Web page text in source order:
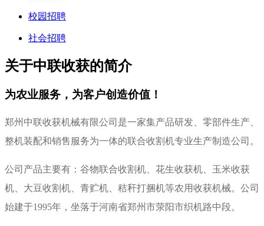
校园招聘
社会招聘
关于中联收获的简介
为农业服务，为客户创造价值！
郑州中联收获机械有限公司是一家集产品研发、零部件生产、
整机装配和销售服务为一体的联合收割机专业生产制造公司。
公司产品主要有：谷物联合收割机、花生收获机、玉米收获
机、大豆收割机、青贮机、秸秆打捆机等农用收获机械。公司
始建于1995年，坐落于河南省郑州市荥阳市织机路中段。